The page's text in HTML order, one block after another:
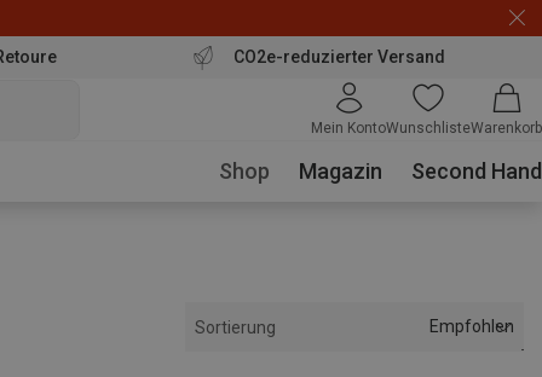
CO2e-reduzierter Versand
Mein KontoWunschlisteWarenkorb
Shop Magazin Second Hand
Sortierung Empfohlen